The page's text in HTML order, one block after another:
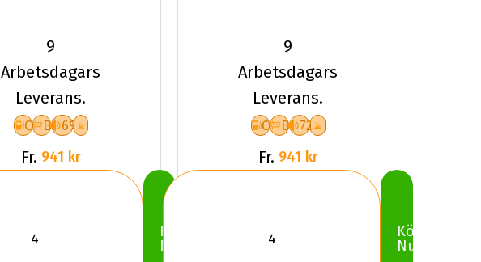
TYFOON
ALL-
SEASON 7
XL
9
Arbetsdagars
Leverans.
C B 69
Fr. 941 kr
Köp
Nu
ALLSEASON
6 XL
9
Arbetsdagars
Leverans.
C B 72
Fr. 941 kr
Köp
Nu